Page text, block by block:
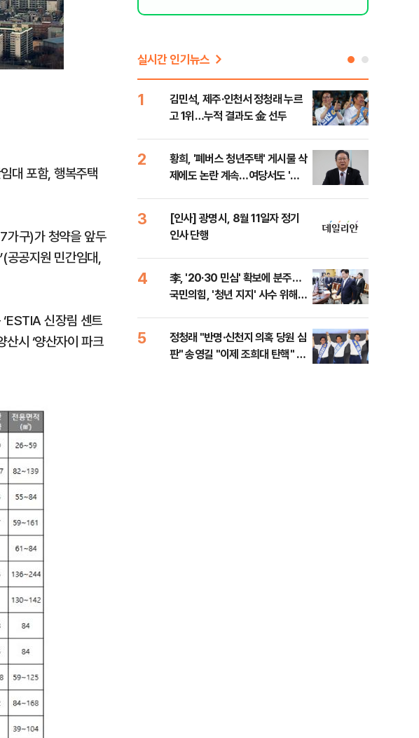
대 포함, 행복주택
가구)가 청약을 앞두
공공지원 민간임대,
신장림 센트
시 ‘양산자이 파크
실시간 인기뉴스
1
김민석, 제주·인천서 정청래 누르
고 1위…누적 결과도 金 선두
2
황희, '폐버스 청년주택' 게시물 삭
제에도 논란 계속…여당서도 '내
3
[인사] 광명시, 8월 11일자 정기
인사 단행
4
李, '20·30 민심' 확보에 분주…
국민의힘, '청년 지지' 사수 위해
5
정청래 "반명·신천지 의혹 당원 심
판" 송영길 "이제 조희대 탄핵" 김